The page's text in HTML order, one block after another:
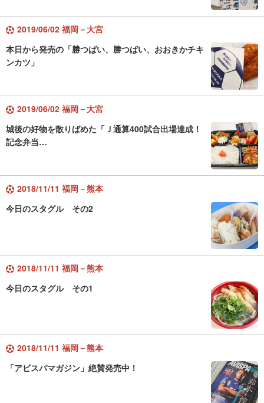
2019/06/02 福岡－大宮
本日から発売の「勝つばい、勝つばい、おおきかチキ
ンカツ」
2019/06/02 福岡－大宮
城後の好物を散りばめた「Ｊ通算400試合出場達成！
記念弁当…
2018/11/11 福岡－熊本
今日のスタグル その2
2018/11/11 福岡－熊本
今日のスタグル その1
2018/11/11 福岡－熊本
「アビスパマガジン」絶賛発売中！